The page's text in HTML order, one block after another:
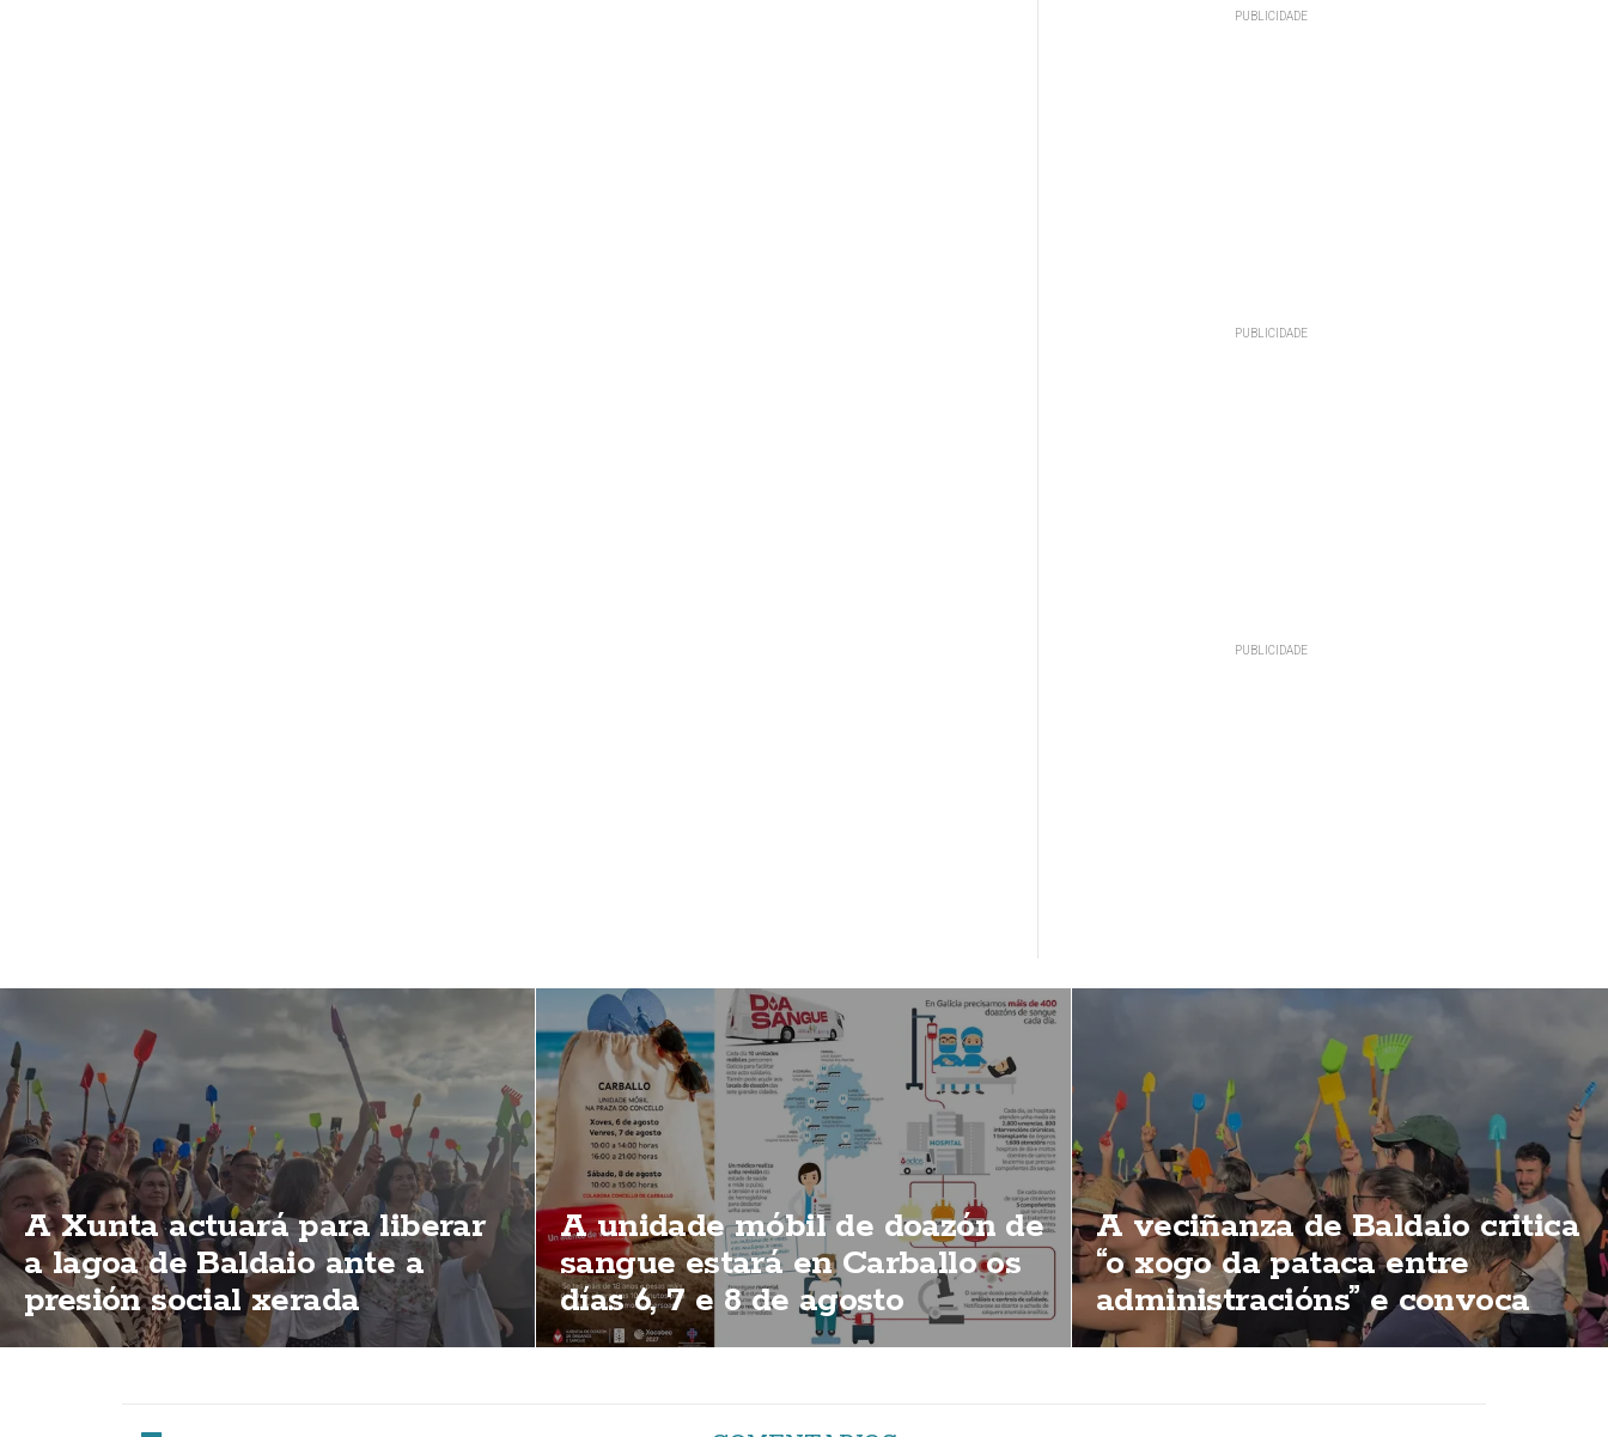
A Xunta actuará para liberar
a lagoa de Baldaio ante a
presión social xerada
A unidade móbil de doazón de
sangue estará en Carballo os
días 6, 7 e 8 de agosto
A veciñanza de Baldaio critica
“o xogo da pataca entre
administracións” e convoca
unha nova concentración